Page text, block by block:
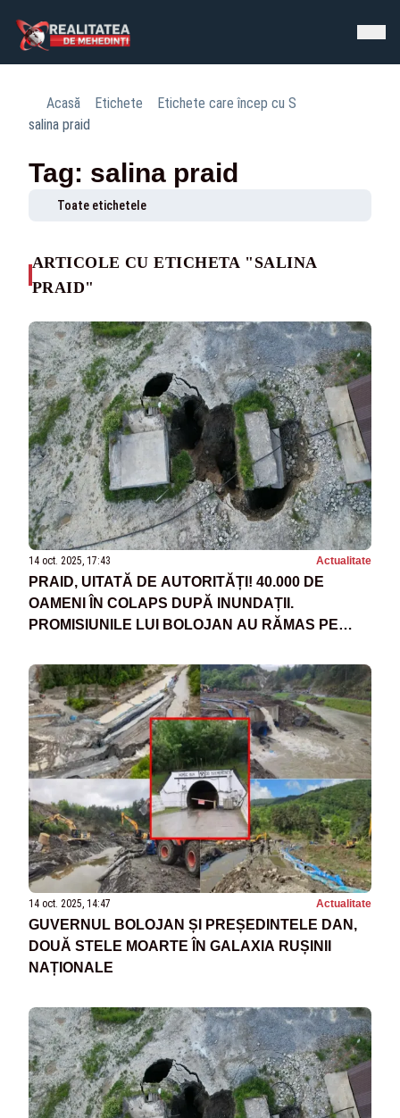
Acasă Etichete
Etichete care încep cu S
salina praid
Tag: salina praid
Toate etichetele
ARTICOLE CU ETICHETA "SALINA
PRAID"
14 oct. 2025, 17:43 Actualitate
PRAID, UITATĂ DE AUTORITĂȚI! 40.000 DE
OAMENI ÎN COLAPS DUPĂ INUNDAȚII.
PROMISIUNILE LUI BOLOJAN AU RĂMAS PE
14 oct. 2025, 14:47 Actualitate
GUVERNUL BOLOJAN ȘI PREȘEDINTELE DAN,
DOUĂ STELE MOARTE ÎN GALAXIA RUȘINII
NAȚIONALE